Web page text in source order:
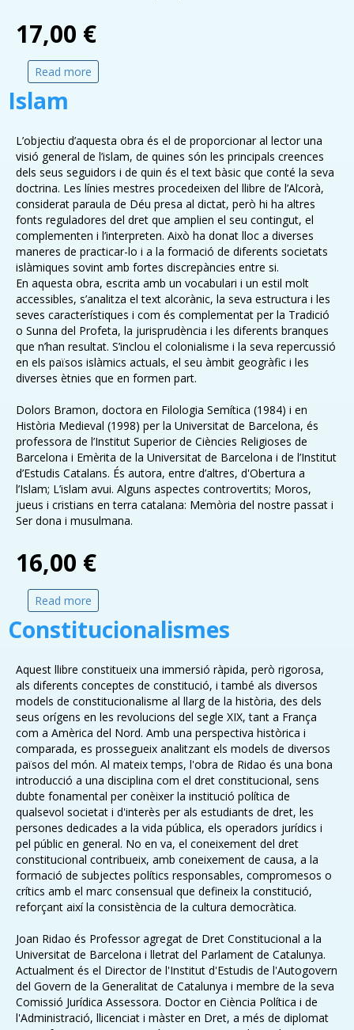
17,00 €
Read more
Islam
L’objectiu d’aquesta obra és el de proporcionar al lector una
visió general de l’islam, de quines són les principals creences
dels seus seguidors i de quin és el text bàsic que conté la seva
doctrina. Les línies mestres procedeixen del llibre de l’Alcorà,
considerat paraula de Déu presa al dictat, però hi ha altres
fonts reguladores del dret que amplien el seu contingut, el
complementen i l’interpreten. Això ha donat lloc a diverses
maneres de practicar-lo i a la formació de diferents societats
islàmiques sovint amb fortes discrepàncies entre si.
En aquesta obra, escrita amb un vocabulari i un estil molt
accessibles, s’analitza el text alcorànic, la seva estructura i les
seves característiques i com és complementat per la Tradició
o Sunna del Profeta, la jurisprudència i les diferents branques
que n’han resultat. S’inclou el colonialisme i la seva repercussió
en els països islàmics actuals, el seu àmbit geogràfic i les
diverses ètnies que en formen part.
Dolors Bramon, doctora en Filologia Semítica (1984) i en
Història Medieval (1998) per la Universitat de Barcelona, és
professora de l’Institut Superior de Ciències Religioses de
Barcelona i Emèrita de la Universitat de Barcelona i de l’Institut
d’Estudis Catalans. És autora, entre d’altres, d'Obertura a
l’Islam; L’islam avui. Alguns aspectes controvertits; Moros,
jueus i cristians en terra catalana: Memòria del nostre passat i
Ser dona i musulmana.
16,00 €
Read more
Constitucionalismes
Aquest llibre constitueix una immersió ràpida, però rigorosa,
als diferents conceptes de constitució, i també als diversos
models de constitucionalisme al llarg de la història, des dels
seus orígens en les revolucions del segle XIX, tant a França
com a Amèrica del Nord. Amb una perspectiva històrica i
comparada, es prossegueix analitzant els models de diversos
països del món. Al mateix temps, l'obra de Ridao és una bona
introducció a una disciplina com el dret constitucional, sens
dubte fonamental per conèixer la institució política de
qualsevol societat i d'interès per als estudiants de dret, les
persones dedicades a la vida pública, els operadors jurídics i
pel públic en general. No en va, el coneixement del dret
constitucional contribueix, amb coneixement de causa, a la
formació de subjectes polítics responsables, compromesos o
crítics amb el marc consensual que defineix la constitució,
reforçant així la consistència de la cultura democràtica.
Joan Ridao és Professor agregat de Dret Constitucional a la
Universitat de Barcelona i lletrat del Parlament de Catalunya.
Actualment és el Director de l'Institut d'Estudis de l'Autogovern
del Govern de la Generalitat de Catalunya i membre de la seva
Comissió Jurídica Assessora. Doctor en Ciència Política i de
l'Administració, llicenciat i màster en Dret, a més de diplomat